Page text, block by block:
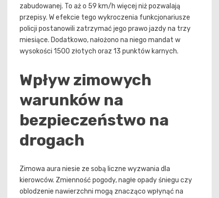
zabudowanej. To aż o 59 km/h więcej niż pozwalają
przepisy. W efekcie tego wykroczenia funkcjonariusze
policji postanowili zatrzymać jego prawo jazdy na trzy
miesiące. Dodatkowo, nałożono na niego mandat w
wysokości 1500 złotych oraz 13 punktów karnych.
Wpływ zimowych
warunków na
bezpieczeństwo na
drogach
Zimowa aura niesie ze sobą liczne wyzwania dla
kierowców. Zmienność pogody, nagłe opady śniegu czy
oblodzenie nawierzchni mogą znacząco wpłynąć na